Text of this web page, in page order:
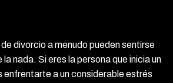
divorcio a menudo pueden sentirse
nada. Si eres la persona que inicia un
enfrentarte a un considerable estrés